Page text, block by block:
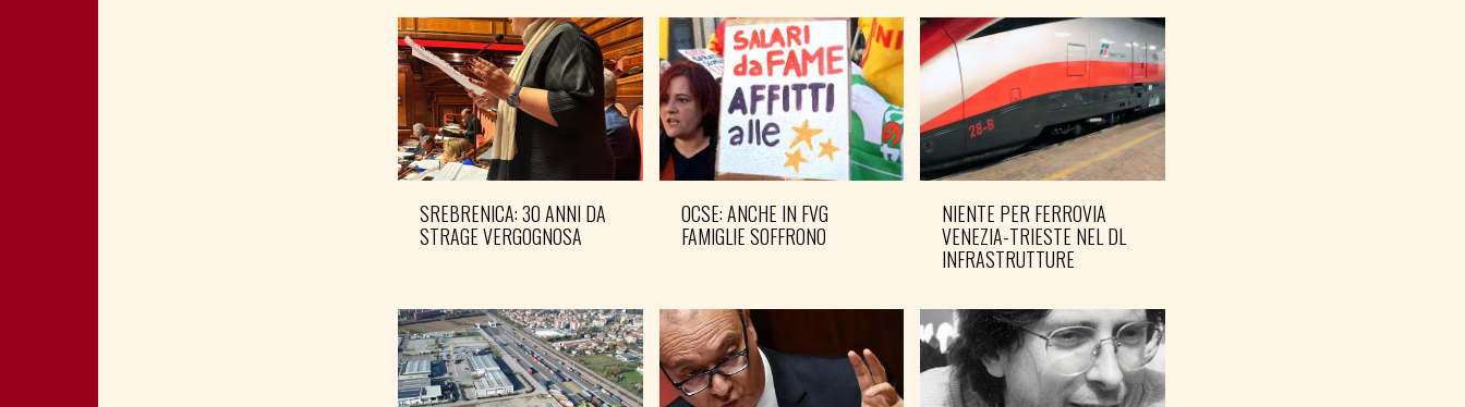
SREBRENICA: 30 ANNI DA
STRAGE VERGOGNOSA
OCSE: ANCHE IN FVG
FAMIGLIE SOFFRONO
NIENTE PER FERROVIA
VENEZIA-TRIESTE NEL DL
INFRASTRUTTURE